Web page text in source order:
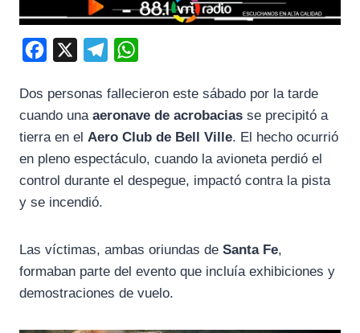
c
e
b
o
l
e
g
a
t
s
Dos personas fallecieron este sábado por la tarde
cuando una aeronave de acrobacias se precipitó a
tierra en el Aero Club de Bell Ville. El hecho ocurrió
en pleno espectáculo, cuando la avioneta perdió el
control durante el despegue, impactó contra la pista
y se incendió.
Las víctimas, ambas oriundas de Santa Fe,
formaban parte del evento que incluía exhibiciones y
demostraciones de vuelo.